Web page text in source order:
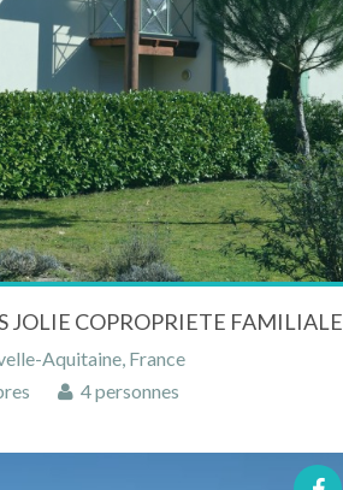
JOLIE COPROPRIETE FAMILIALE
Aquitaine, France
4 personnes